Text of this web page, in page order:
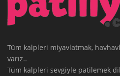
Tüm kalpleri miyavlatmak,
varız..
Tüm kalpleri sevgiyle patilemek